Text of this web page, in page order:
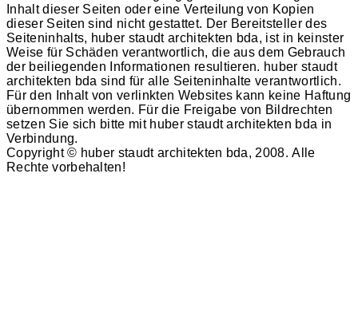
Inhalt dieser Seiten oder eine Verteilung von Kopien
dieser Seiten sind nicht gestattet. Der Bereitsteller des
Seiteninhalts, huber staudt architekten bda, ist in keinster
Weise für Schäden verantwortlich, die aus dem Gebrauch
der beiliegenden Informationen resultieren. huber staudt
architekten bda sind für alle Seiteninhalte verantwortlich.
Für den Inhalt von verlinkten Websites kann keine Haftung
übernommen werden. Für die Freigabe von Bildrechten
setzen Sie sich bitte mit huber staudt architekten bda in
Verbindung.
Copyright © huber staudt architekten bda, 2008. Alle
Rechte vorbehalten!